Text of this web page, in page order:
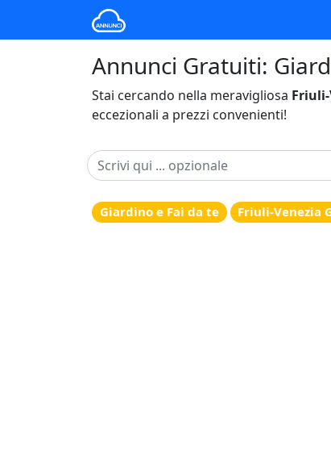
Annunci Gratuiti:
Stai cercando nella meravigliosa
eccezionali a prezzi convenienti!
Giardino e Fai da te Friuli-Venezia